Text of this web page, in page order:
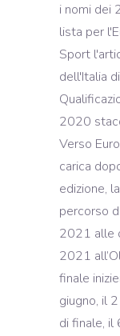
i nomi dei
lista per
Sport
dell'Italia
2020
Verso
carica
edizione,
percorso
2021 alle
2021
finale
giugno, il
di finale, il